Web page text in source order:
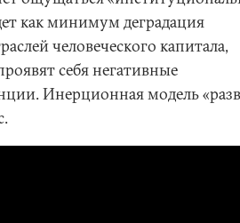
как минимум деградация
человеческого капитала,
себя негативные
Инерционная модель